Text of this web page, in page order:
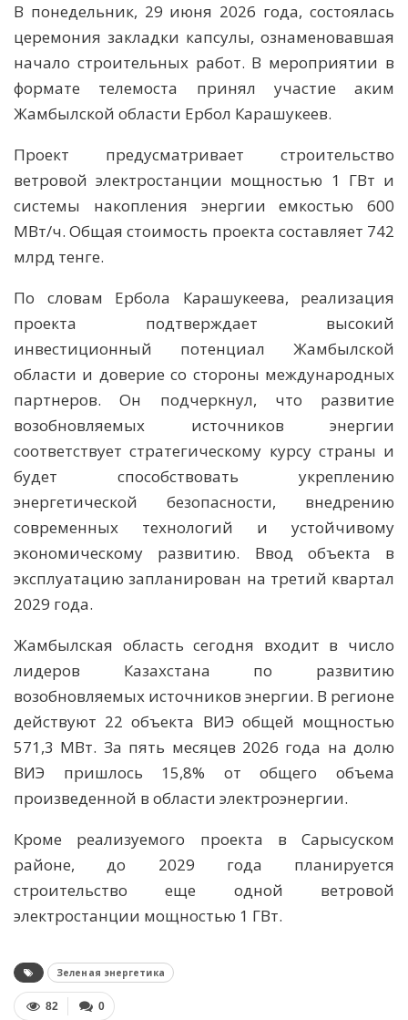
В понедельник, 29 июня 2026 года, состоялась
церемония закладки капсулы, ознаменовавшая
начало строительных работ. В мероприятии в
формате телемоста принял участие аким
Жамбылской области Ербол Карашукеев.
Проект предусматривает строительство
ветровой электростанции мощностью 1 ГВт и
системы накопления энергии емкостью 600
МВт/ч. Общая стоимость проекта составляет 742
млрд тенге.
По словам Ербола Карашукеева, реализация
проекта подтверждает высокий
инвестиционный потенциал Жамбылской
области и доверие со стороны международных
партнеров. Он подчеркнул, что развитие
возобновляемых источников энергии
соответствует стратегическому курсу страны и
будет способствовать укреплению
энергетической безопасности, внедрению
современных технологий и устойчивому
экономическому развитию. Ввод объекта в
эксплуатацию запланирован на третий квартал
2029 года.
Жамбылская область сегодня входит в число
лидеров Казахстана по развитию
возобновляемых источников энергии. В регионе
действуют 22 объекта ВИЭ общей мощностью
571,3 МВт. За пять месяцев 2026 года на долю
ВИЭ пришлось 15,8% от общего объема
произведенной в области электроэнергии.
Кроме реализуемого проекта в Сарысуском
районе, до 2029 года планируется
строительство еще одной ветровой
электростанции мощностью 1 ГВт.
Зеленая энергетика
0
82